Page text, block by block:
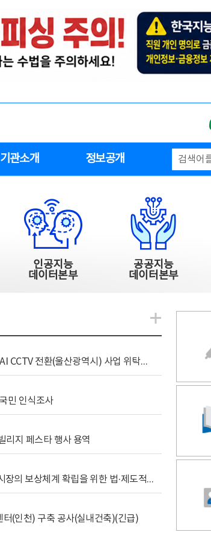
기관소개 정보공개
인공지능
데이터본부
공공지능
데이터본부
[조달입찰공고] 2026년 공공 AI CCTV 전환(울산광역시) 사업 위탁감리
민 인식조사
리지 페스타 행사 용역
[위탁연구] 학습데이터 거래 시장의 보상체계 확립을 위한 법·제도적 검토 방안 연구
(인천) 구축 공사(실내건축)(긴급)
알림관련 더보기